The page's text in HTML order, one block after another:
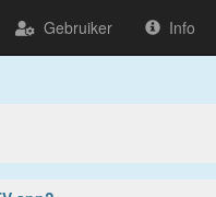
Gebruiker Info